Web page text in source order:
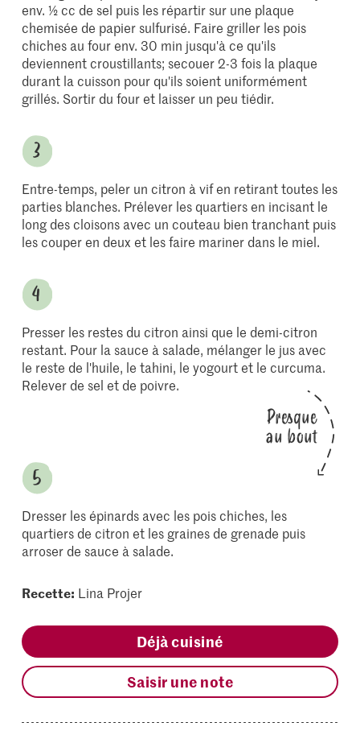
env. ½ cc de sel puis les répartir sur une plaque
chemisée de papier sulfurisé. Faire griller les pois
chiches au four env. 30 min jusqu'à ce qu'ils
deviennent croustillants; secouer 2-3 fois la plaque
durant la cuisson pour qu'ils soient uniformément
grillés. Sortir du four et laisser un peu tiédir.
Entre-temps, peler un citron à vif en retirant toutes les
parties blanches. Prélever les quartiers en incisant le
long des cloisons avec un couteau bien tranchant puis
les couper en deux et les faire mariner dans le miel.
Presser les restes du citron ainsi que le demi-citron
restant. Pour la sauce à salade, mélanger le jus avec
le reste de l'huile, le tahini, le yogourt et le curcuma.
Relever de sel et de poivre.
Presque
au bout
Dresser les épinards avec les pois chiches, les
quartiers de citron et les graines de grenade puis
arroser de sauce à salade.
Recette: Lina Projer
Déjà cuisiné
Saisir une note